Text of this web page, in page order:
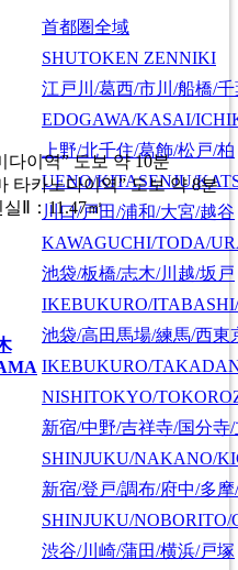
首都圏全域
SHUTOKEN ZENNIKI
江戸川/葛西/市川/船橋/千
EDOGAWA/KASAI/
上野/北千住/葛飾/松戸/柏
UENO/KITASENJU/
川口/戸田/浦和/大宮/越谷
KAWAGUCHI/TODA/
池袋/板橋/志木/川越/坂戸
IKEBUKURO/
池袋/高田馬場/練馬/西東
IKEBUKURO/
NISHITOKYO/
新宿/中野/吉祥寺/国分寺
SHINJUKU/NAKANO/
新宿/登戸/調布/府中/多
SHINJUKU/
渋谷/川崎/蒲田/横浜/戸塚
다이역” 도보 약 10분
타카노다이역” 도보 약 8분
Ⅱ：11.47㎡